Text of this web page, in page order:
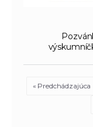
« Predchádzajúca